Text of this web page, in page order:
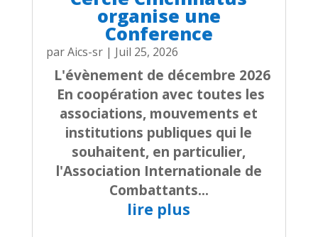
organise une
Conference
parAics-sr| Juil 25, 2026
L'évènement de décembre 2026
En coopération avec toutes les
associations, mouvements et
institutions publiques qui le
souhaitent, en particulier,
l'Association Internationale de
Combattants...
lire plus